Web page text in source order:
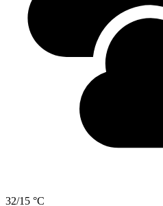
32/15 °C